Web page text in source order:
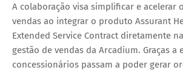
A colaboração visa simplificar e acelerar
vendas ao integrar o produto Assurant
Extended Service Contractdiretamente
gestão de vendas da Arcadium. Graças a
concessionários passam a poder gerar